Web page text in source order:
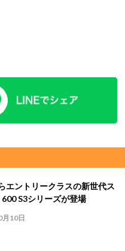
エントリークラスの新世代ス
S3シリーズが登場
月10日